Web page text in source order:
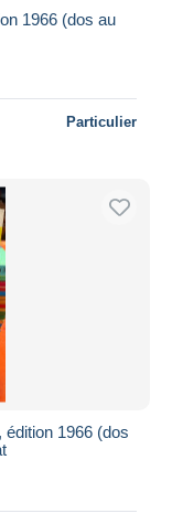
1966 (dos au
Particulier
1966 (dos